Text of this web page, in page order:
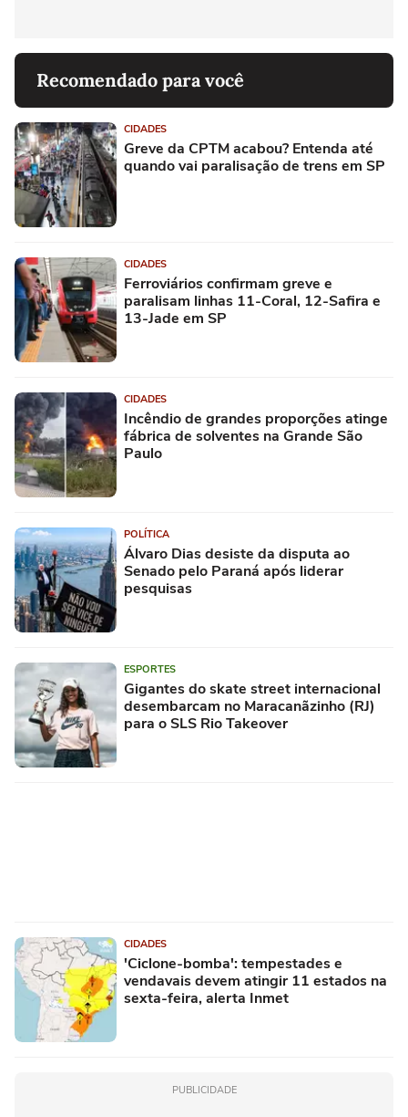
Recomendado para você
CIDADES
Greve da CPTM acabou? Entenda até
quando vai paralisação de trens em SP
CIDADES
Ferroviários confirmam greve e
paralisam linhas 11-Coral, 12-Safira e
13-Jade em SP
CIDADES
Incêndio de grandes proporções atinge
fábrica de solventes na Grande São
Paulo
POLÍTICA
Álvaro Dias desiste da disputa ao
Senado pelo Paraná após liderar
pesquisas
ESPORTES
Gigantes do skate street internacional
desembarcam no Maracanãzinho (RJ)
para o SLS Rio Takeover
CIDADES
'Ciclone-bomba': tempestades e
vendavais devem atingir 11 estados na
sexta-feira, alerta Inmet
PUBLICIDADE